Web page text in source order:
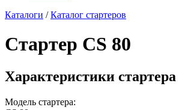
Каталоги /Каталог стартеров
Стартер CS 80
Характеристики стартера
Модель стартера: